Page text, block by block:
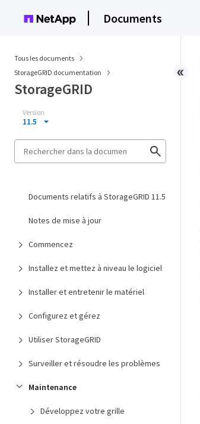
Documents
Tous les documents
StorageGRID documentation
StorageGRID
Version
11.5
Documents relatifs à StorageGRID 11.5
Notes de mise à jour
Commencez
Installez et mettez à niveau le logiciel
Installer et entretenir le matériel
Configurez et gérez
Utiliser StorageGRID
Surveiller et résoudre les problèmes
Maintenance
Développez votre grille